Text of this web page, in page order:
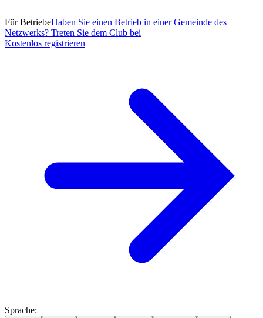
Für BetriebeHaben Sie einen Betrieb in einer Gemeinde des
Netzwerks? Treten Sie dem Club bei
Kostenlos registrieren
Sprache: